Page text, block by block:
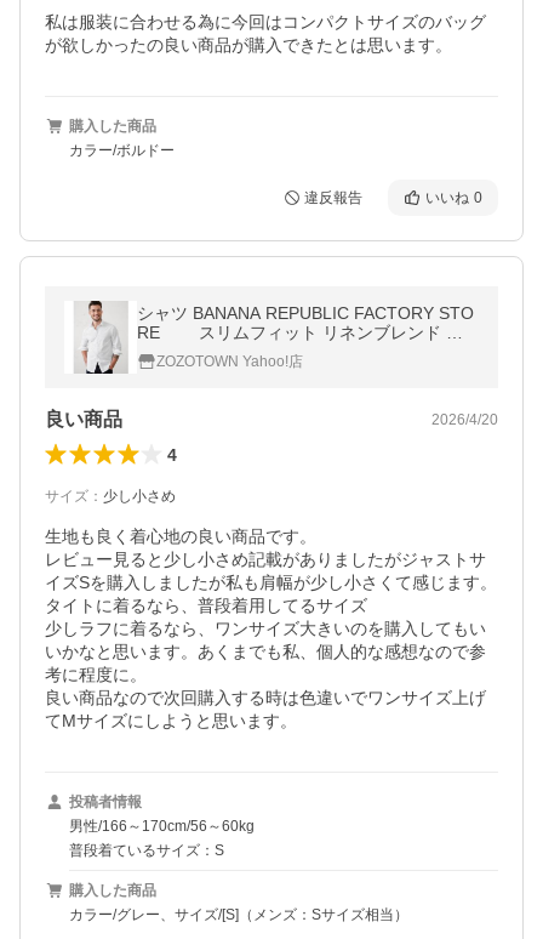
私は服装に合わせる為に今回はコンパクトサイズのバッグ
購入した商品
カラー/ボルドー
違反報告 いいね 0
シャツ BANANA REPUBLIC FACTORY STO
RE スリムフィット リネンブレンド シ
ャツ メンズ
ZOZOTOWN Yahoo!店
良い商品 2026/4/20
4
サイズ ： 少し小さめ
生地も良く着心地の良い商品です。
レビュー見ると少し小さめ記載がありましたがジャストサ
イズSを購入しましたが私も肩幅が少し小さくて感じます。
タイトに着るなら、普段着用してるサイズ
少しラフに着るなら、ワンサイズ大きいのを購入してもい
いかなと思います。あくまでも私、個人的な感想なので参
考に程度に。
良い商品なので次回購入する時は色違いでワンサイズ上げ
投稿者情報
男性/166～170cm/56～60kg
普段着ているサイズ：S
購入した商品
カラー/グレー、サイズ/[S]（メンズ：Sサイズ相当）